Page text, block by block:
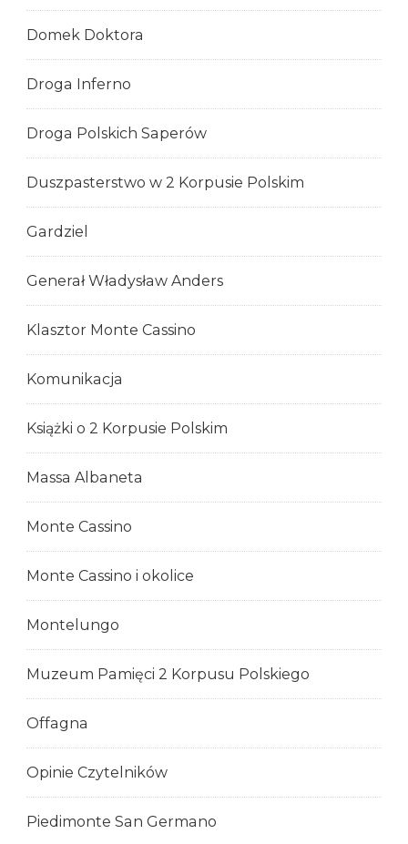
Domek Doktora
Droga Inferno
Droga Polskich Saperów
Duszpasterstwo w 2 Korpusie Polskim
Gardziel
Generał Władysław Anders
Klasztor Monte Cassino
Komunikacja
Książki o 2 Korpusie Polskim
Massa Albaneta
Monte Cassino
Monte Cassino i okolice
Montelungo
Muzeum Pamięci 2 Korpusu Polskiego
Offagna
Opinie Czytelników
Piedimonte San Germano